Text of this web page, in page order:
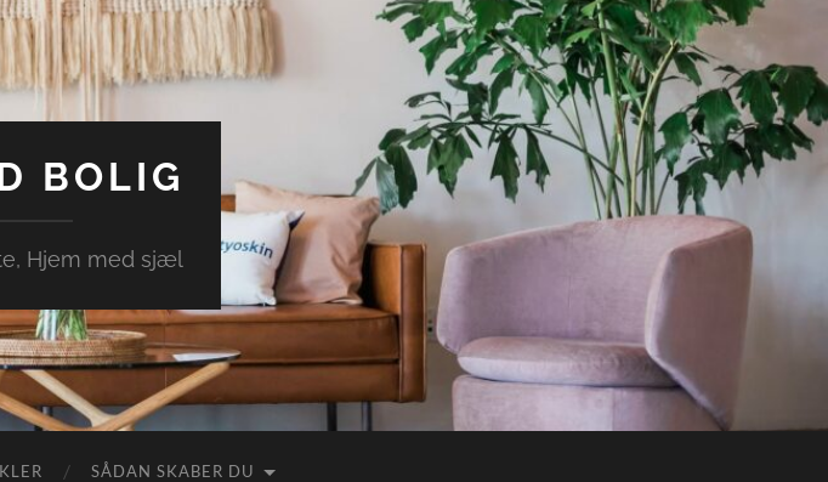
BOLIG
Hjem med sjæl
SÅDAN SKABER DU